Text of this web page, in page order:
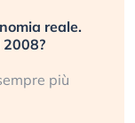
Starlink. Gli
il rischio?
a ignorare il